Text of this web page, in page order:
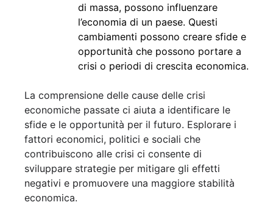
di massa, possono influenzare
l’economia di un paese. Questi
cambiamenti possono creare sfide e
opportunità che possono portare a
crisi o periodi di crescita economica.
La comprensione delle cause delle crisi
economiche passate ci aiuta a identificare le
sfide e le opportunità per il futuro. Esplorare i
fattori economici, politici e sociali che
contribuiscono alle crisi ci consente di
sviluppare strategie per mitigare gli effetti
negativi e promuovere una maggiore stabilità
economica.